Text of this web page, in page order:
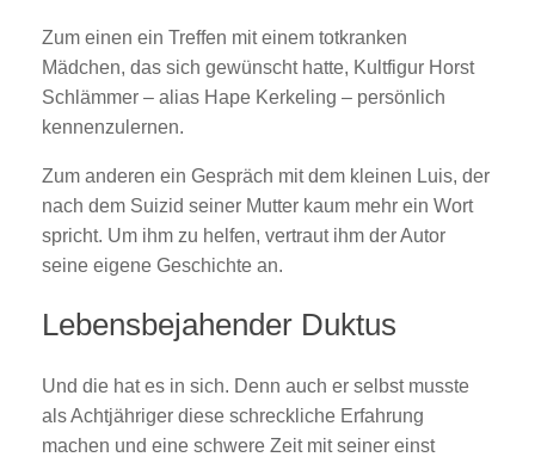
Zum einen ein Treffen mit einem totkranken
Mädchen, das sich gewünscht hatte, Kultfigur Horst
Schlämmer – alias Hape Kerkeling – persönlich
kennenzulernen.
Zum anderen ein Gespräch mit dem kleinen Luis, der
nach dem Suizid seiner Mutter kaum mehr ein Wort
spricht. Um ihm zu helfen, vertraut ihm der Autor
seine eigene Geschichte an.
Lebensbejahender Duktus
Und die hat es in sich. Denn auch er selbst musste
als Achtjähriger diese schreckliche Erfahrung
machen und eine schwere Zeit mit seiner einst